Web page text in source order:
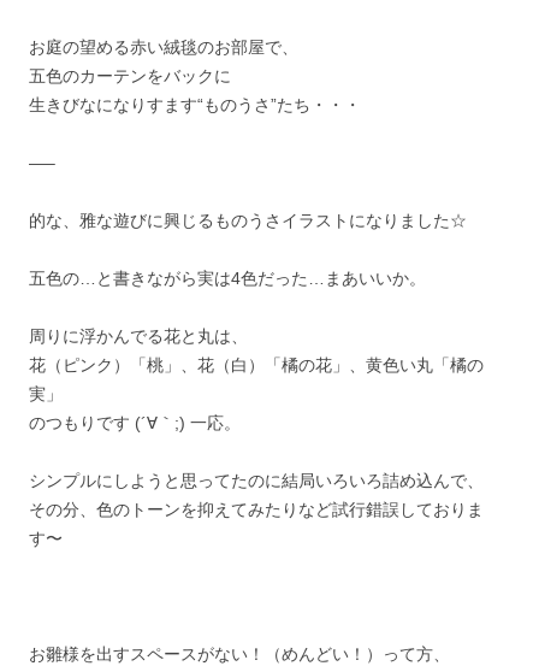
お庭の望める赤い絨毯のお部屋で、
五色のカーテンをバックに
生きびなになりすます“ものうさ”たち・・・
—–
的な、雅な遊びに興じるものうさイラストになりました☆
五色の…と書きながら実は4色だった…まあいいか。
周りに浮かんでる花と丸は、
花（ピンク）「桃」、花（白）「橘の花」、黄色い丸「橘の
実」
のつもりです (´∀｀;) 一応。
シンプルにしようと思ってたのに結局いろいろ詰め込んで、
その分、色のトーンを抑えてみたりなど試行錯誤しておりま
す〜
お雛様を出すスペースがない！（めんどい！）って方、